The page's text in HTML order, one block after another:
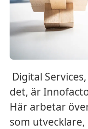
Digital
det, är
Här arbetar
som